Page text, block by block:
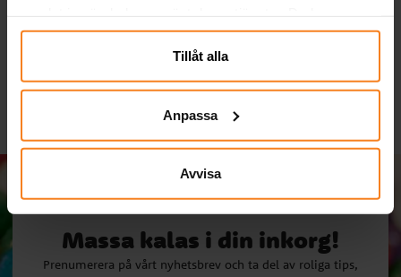
närsomhelst ändra ditt samtycke.
Tillåt alla
Anpassa
Avvisa
Massa kalas i din inkorg!
Prenumerera på vårt nyhetsbrev och ta del av roliga tips,